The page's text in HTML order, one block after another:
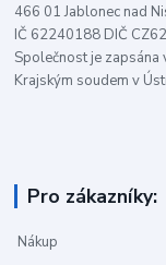
466 01 Jablonec nad
IČ 62240188 DIČ
Společnost je zapsána
Krajským soudem v
Pro zákazníky:
Nákup